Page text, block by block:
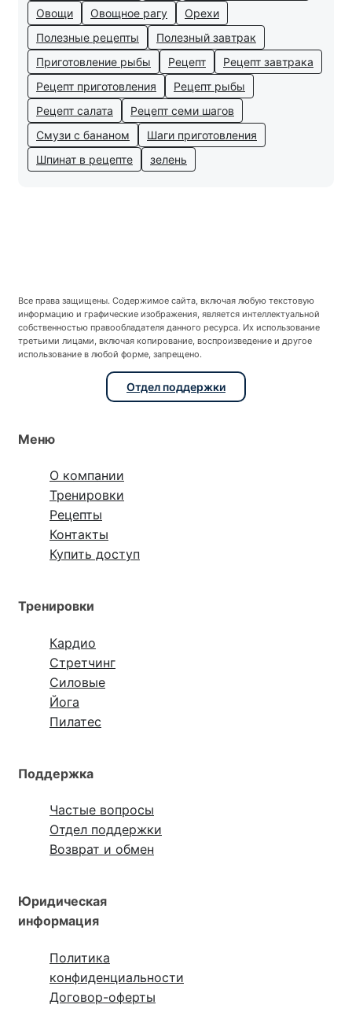
Овощи
Овощное рагу
Орехи
Полезные рецепты
Полезный завтрак
Приготовление рыбы
Рецепт
Рецепт завтрака
Рецепт приготовления
Рецепт рыбы
Рецепт салата
Рецепт семи шагов
Смузи с бананом
Шаги приготовления
Шпинат в рецепте
зелень
Все права защищены. Содержимое сайта, включая любую текстовую
информацию и графические изображения, является интеллектуальной
собственностью правообладателя данного ресурса. Их использование
третьими лицами, включая копирование, воспроизведение и другое
использование в любой форме, запрещено.
Отдел поддержки
Меню
О компании
Тренировки
Рецепты
Контакты
Купить доступ
Тренировки
Кардио
Стретчинг
Силовые
Йога
Пилатес
Поддержка
Частые вопросы
Отдел поддержки
Возврат и обмен
Юридическая
информация
Политика
конфиденциальности
Договор-оферты